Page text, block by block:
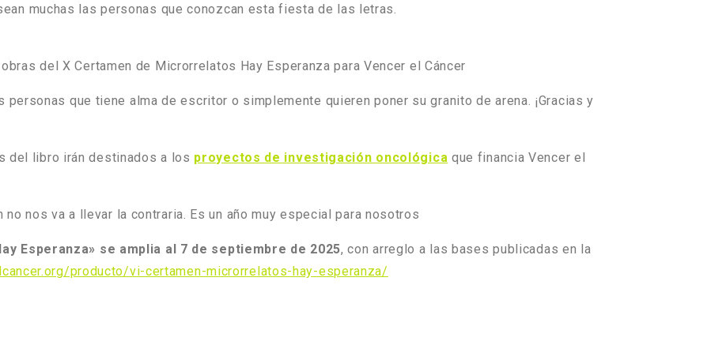
muchas las personas que conozcan esta fiesta de las letras.
del X Certamen de Microrrelatos Hay Esperanza para Vencer el Cáncer
personas que tiene alma de escritor o simplemente quieren poner su granito de arena. ¡Gracias y
del libro irán destinados a los proyectos de investigación oncológica que financia Vencer el
nos va a llevar la contraria. Es un año muy especial para nosotros
Esperanza» se amplia al 7 de septiembre de 2025, con arreglo a las bases publicadas en la
producto/vi-certamen-microrrelatos-hay-esperanza/